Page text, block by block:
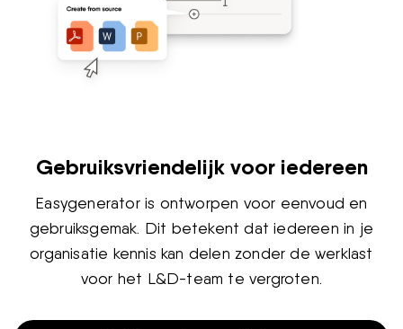
Gebruiksvriendelijk voor iedereen
Easygenerator is ontworpen voor eenvoud en
gebruiksgemak. Dit betekent dat iedereen in je
organisatie kennis kan delen zonder de werklast
voor het L&D-team te vergroten.